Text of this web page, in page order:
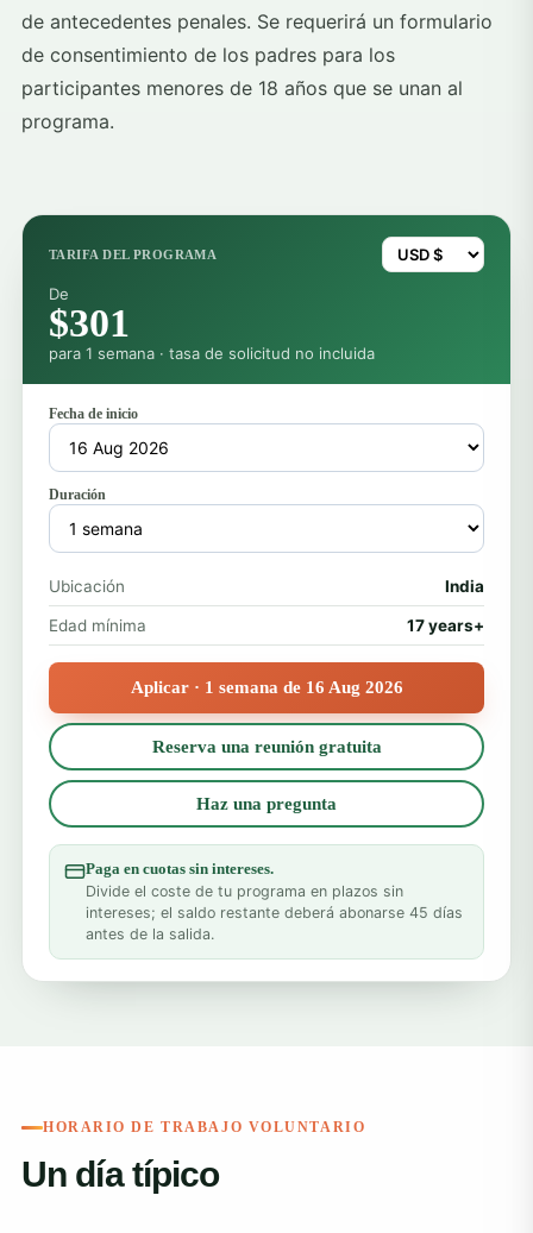
de antecedentes penales. Se requerirá un formulario
de consentimiento de los padres para los
participantes menores de 18 años que se unan al
programa.
TARIFA DEL PROGRAMA
De
$301
para 1 semana · tasa de solicitud no incluida
Fecha de inicio
Duración
Ubicación India
Edad mínima 17 years+
Aplicar · 1 semana de 16 Aug 2026
Reserva una reunión gratuita
Haz una pregunta
Paga en cuotas sin intereses.
Divide el coste de tu programa en plazos sin
intereses; el saldo restante deberá abonarse 45 días
antes de la salida.
HORARIO DE TRABAJO VOLUNTARIO
Un día típico